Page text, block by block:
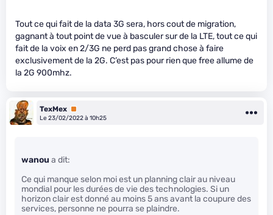
Tout ce qui fait de la data 3G sera, hors cout de migration,
gagnant à tout point de vue à basculer sur de la LTE, tout ce qui
fait de la voix en 2/3G ne perd pas grand chose à faire
exclusivement de la 2G. C’est pas pour rien que free allume de
la 2G 900mhz.
TexMex Premium
Le 23/02/2022 à 10h25
wanou a dit:
Ce qui manque selon moi est un planning clair au niveau
mondial pour les durées de vie des technologies. Si un
horizon clair est donné au moins 5 ans avant la coupure des
services, personne ne pourra se plaindre.